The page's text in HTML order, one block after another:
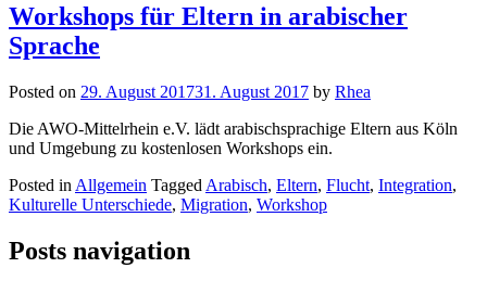
Workshops für Eltern in arabischer
Sprache
Posted on 29. August 201731. August 2017 by Rhea
Die AWO-Mittelrhein e.V. lädt arabischsprachige Eltern aus Köln
und Umgebung zu kostenlosen Workshops ein.
Posted in Allgemein Tagged Arabisch, Eltern, Flucht, Integration,
Kulturelle Unterschiede, Migration, Workshop
Posts navigation